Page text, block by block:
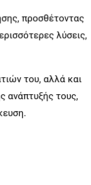
προσθέτοντας
λύσεις,
του, αλλά και
ανάπτυξής τους,